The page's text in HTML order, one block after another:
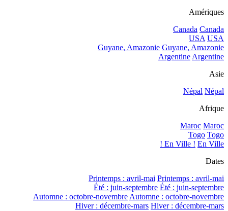
Amériques
Canada Canada
USA USA
Guyane, Amazonie Guyane, Amazonie
ArgentineArgentine
Asie
Népal Népal
Afrique
Maroc Maroc
Togo Togo
En Ville ! En Ville !
Dates
Printemps : avril-mai Printemps : avril-mai
Été : juin-septembre Été : juin-septembre
Automne : octobre-novembreAutomne : octobre-novembre
Hiver : décembre-mars Hiver : décembre-mars